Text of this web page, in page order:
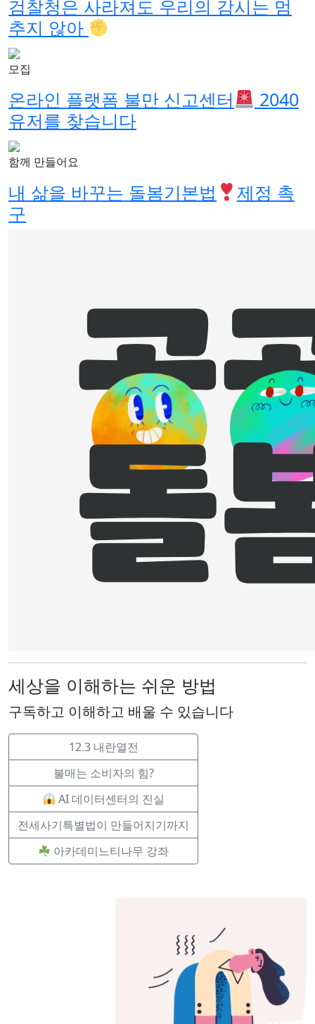
검찰청은 사라져도 우리의 감시는 멈
추지 않아
모집
온라인 플랫폼 불만 신고센터
2040
유저를 찾습니다
함께 만들어요
내 삶을 바꾸는 돌봄기본법
제정 촉
구
세상을 이해하는 쉬운 방법
구독하고 이해하고 배울 수 있습니다
12.3 내란열전
불매는 소비자의 힘?
AI 데이터센터의 진실
전세사기특별법이 만들어지기까지
아카데미느티나무 강좌